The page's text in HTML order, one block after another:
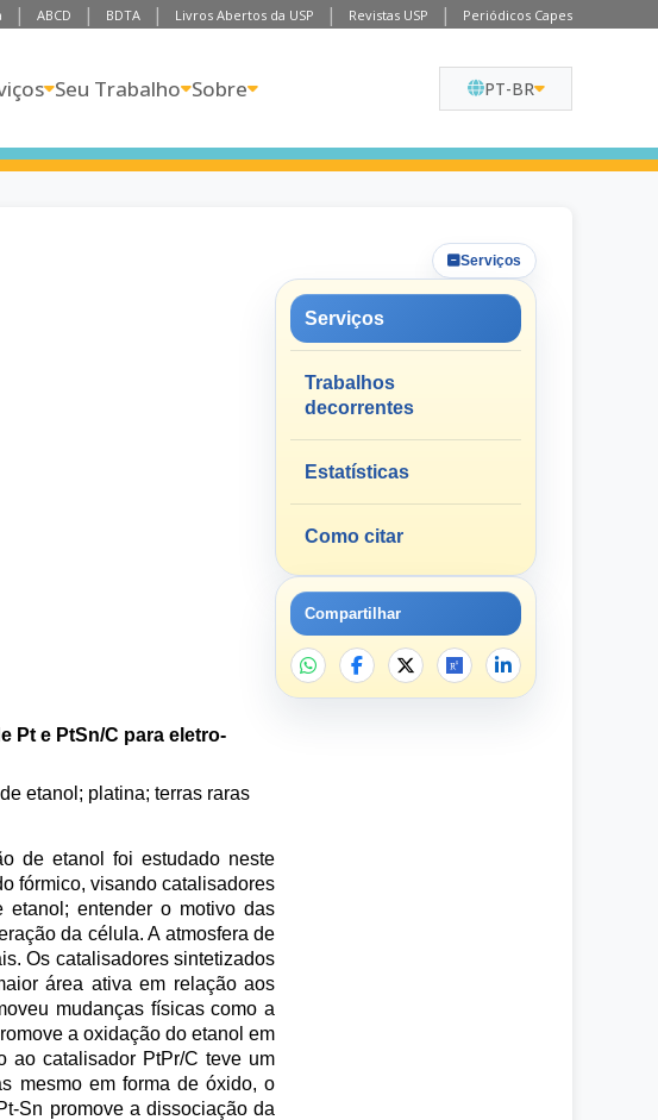
ABCD BDTA Livros Abertos da USP Revistas USP Periódicos Capes
Seu Trabalho Sobre PT-BR
Pt e PtSn/C para eletro-
etanol; platina; terras raras
de etanol foi estudado neste
fórmico, visando catalisadores
etanol; entender o motivo das
da célula. A atmosfera de
Os catalisadores sintetizados
área ativa em relação aos
mudanças físicas como a
a oxidação do etanol em
ao catalisador PtPr/C teve um
mesmo em forma de óxido, o
Sn promove a dissociação da
Serviços
Serviços
Trabalhos
decorrentes
Estatísticas
Como citar
Compartilhar